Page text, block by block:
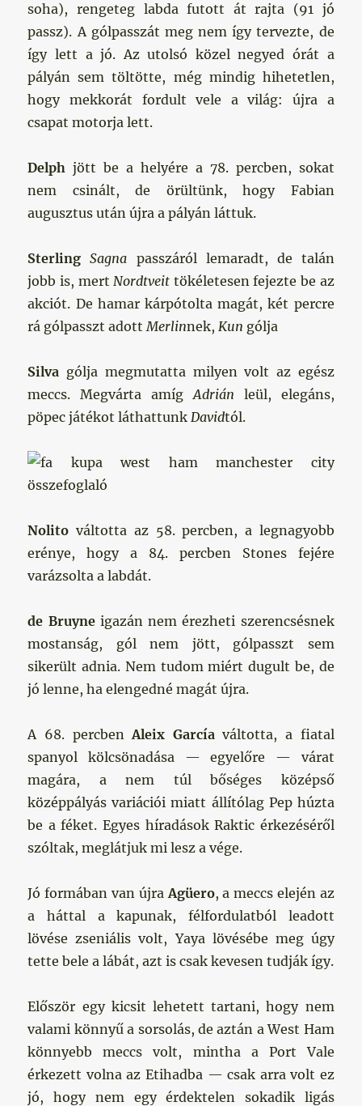
soha), rengeteg labda futott át rajta (91 jó
passz). A gólpasszát meg nem így tervezte, de
így lett a jó. Az utolsó közel negyed órát a
pályán sem töltötte, még mindig hihetetlen,
hogy mekkorát fordult vele a világ: újra a
csapat motorja lett.
Delph jött be a helyére a 78. percben, sokat
nem csinált, de örültünk, hogy Fabian
augusztus után újra a pályán láttuk.
Sterling Sagna passzáról lemaradt, de talán
jobb is, mertNordtveit tökéletesen fejezte be az
akciót. De hamar kárpótolta magát, két percre
rá gólpasszt adottMerlinnek,Kun gólja
Silva gólja megmutatta milyen volt az egész
meccs. Megvárta amígAdrián leül, elegáns,
pöpec játékot láthattunk Davidtól.
Nolito váltotta az 58. percben, a legnagyobb
erénye, hogy a 84. percben Stones fejére
varázsolta a labdát.
de Bruyneigazán nem érezheti szerencsésnek
mostanság, gól nem jött, gólpasszt sem
sikerült adnia. Nem tudom miért dugult be, de
jó lenne, ha elengedné magát újra.
A 68. percbenAleix Garcíaváltotta, a fiatal
spanyol kölcsönadása — egyelőre — várat
magára, a nem túl bőséges középső
középpályás variációi miatt állítólag Pep húzta
be a féket. Egyes híradások Raktic érkezéséről
szóltak, meglátjuk mi lesz a vége.
Jó formában van újraAgüero, a meccs elején az
a háttal a kapunak, félfordulatból leadott
lövése zseniális volt, Yaya lövésébe meg úgy
tette bele a lábát, azt is csak kevesen tudják így.
Először egy kicsit lehetett tartani, hogy nem
valami könnyű a sorsolás, de aztán a West Ham
könnyebb meccs volt, mintha a Port Vale
érkezett volna az Etihadba — csak arra volt ez
jó, hogy nem egy érdektelen sokadik ligás